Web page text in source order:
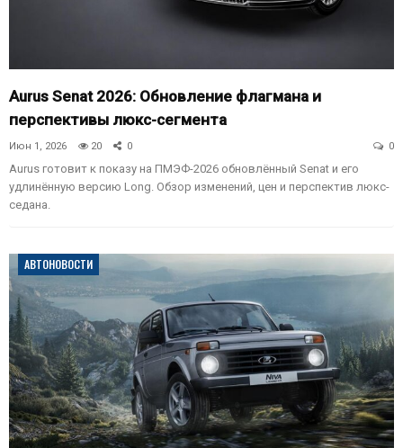
Aurus Senat 2026: Обновление флагмана и
перспективы люкс-сегмента
Июн 1, 2026 20 0 0
Aurus готовит к показу на ПМЭФ-2026 обновлённый Senat и его
удлинённую версию Long. Обзор изменений, цен и перспектив люкс-
седана.
АВТОНОВОСТИ